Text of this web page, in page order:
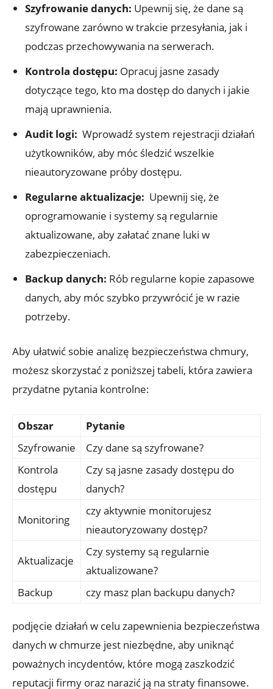
Szyfrowanie danych: Upewnij się, że dane są
szyfrowane zarówno w trakcie przesyłania, jak i
podczas‌ przechowywania na serwerach.
Kontrola dostępu: Opracuj jasne zasady
dotyczące tego, kto ma dostęp do danych i jakie
mają uprawnienia.
Audit logi: ‌ Wprowadź‌ system⁤ rejestracji działań
użytkowników, aby móc śledzić wszelkie
nieautoryzowane ⁤próby dostępu.
Regularne aktualizacje: ​ Upewnij się, że
oprogramowanie i systemy są regularnie
aktualizowane, ‍aby załatać znane luki w
zabezpieczeniach.
Backup danych: Rób⁣ regularne ​kopie⁢ zapasowe
danych, aby móc szybko przywrócić je w razie
potrzeby.
Aby ⁤ułatwić sobie analizę bezpieczeństwa chmury,
możesz skorzystać z poniższej tabeli, która zawiera⁤
przydatne pytania kontrolne:
Obszar
Pytanie
Szyfrowanie
Czy dane są szyfrowane?
Kontrola
dostępu
Czy są jasne zasady ⁢dostępu do
danych?
Monitoring
czy aktywnie monitorujesz
nieautoryzowany‌ dostęp?
Aktualizacje
Czy systemy są regularnie
aktualizowane?
Backup
czy‌ masz plan backupu danych?
podjęcie działań w celu zapewnienia bezpieczeństwa
danych w ‌chmurze ​jest niezbędne, aby uniknąć
poważnych incydentów, które mogą zaszkodzić‍
reputacji firmy ​oraz narazić ją na straty finansowe.